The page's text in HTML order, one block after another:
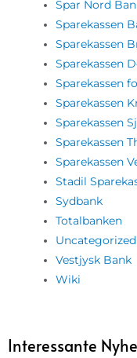
Spar Nord
Sparekassen
Sparekassen
Sparekassen
Sparekassen
Sparekassen
Sparekassen
Sparekassen
Sparekassen
Stadil
Sydbank
Totalbanken
Uncategorized
Vestjysk Bank
Wiki
Interessante